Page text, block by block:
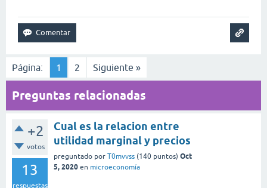
Página: 1 2 Siguiente »
Preguntas relacionadas
+2
votos
13
respuestas
Cual es la relacion entre
utilidad marginal y precios
preguntado por T0mvvss (140 puntos) Oct
5, 2020 en microeconomía